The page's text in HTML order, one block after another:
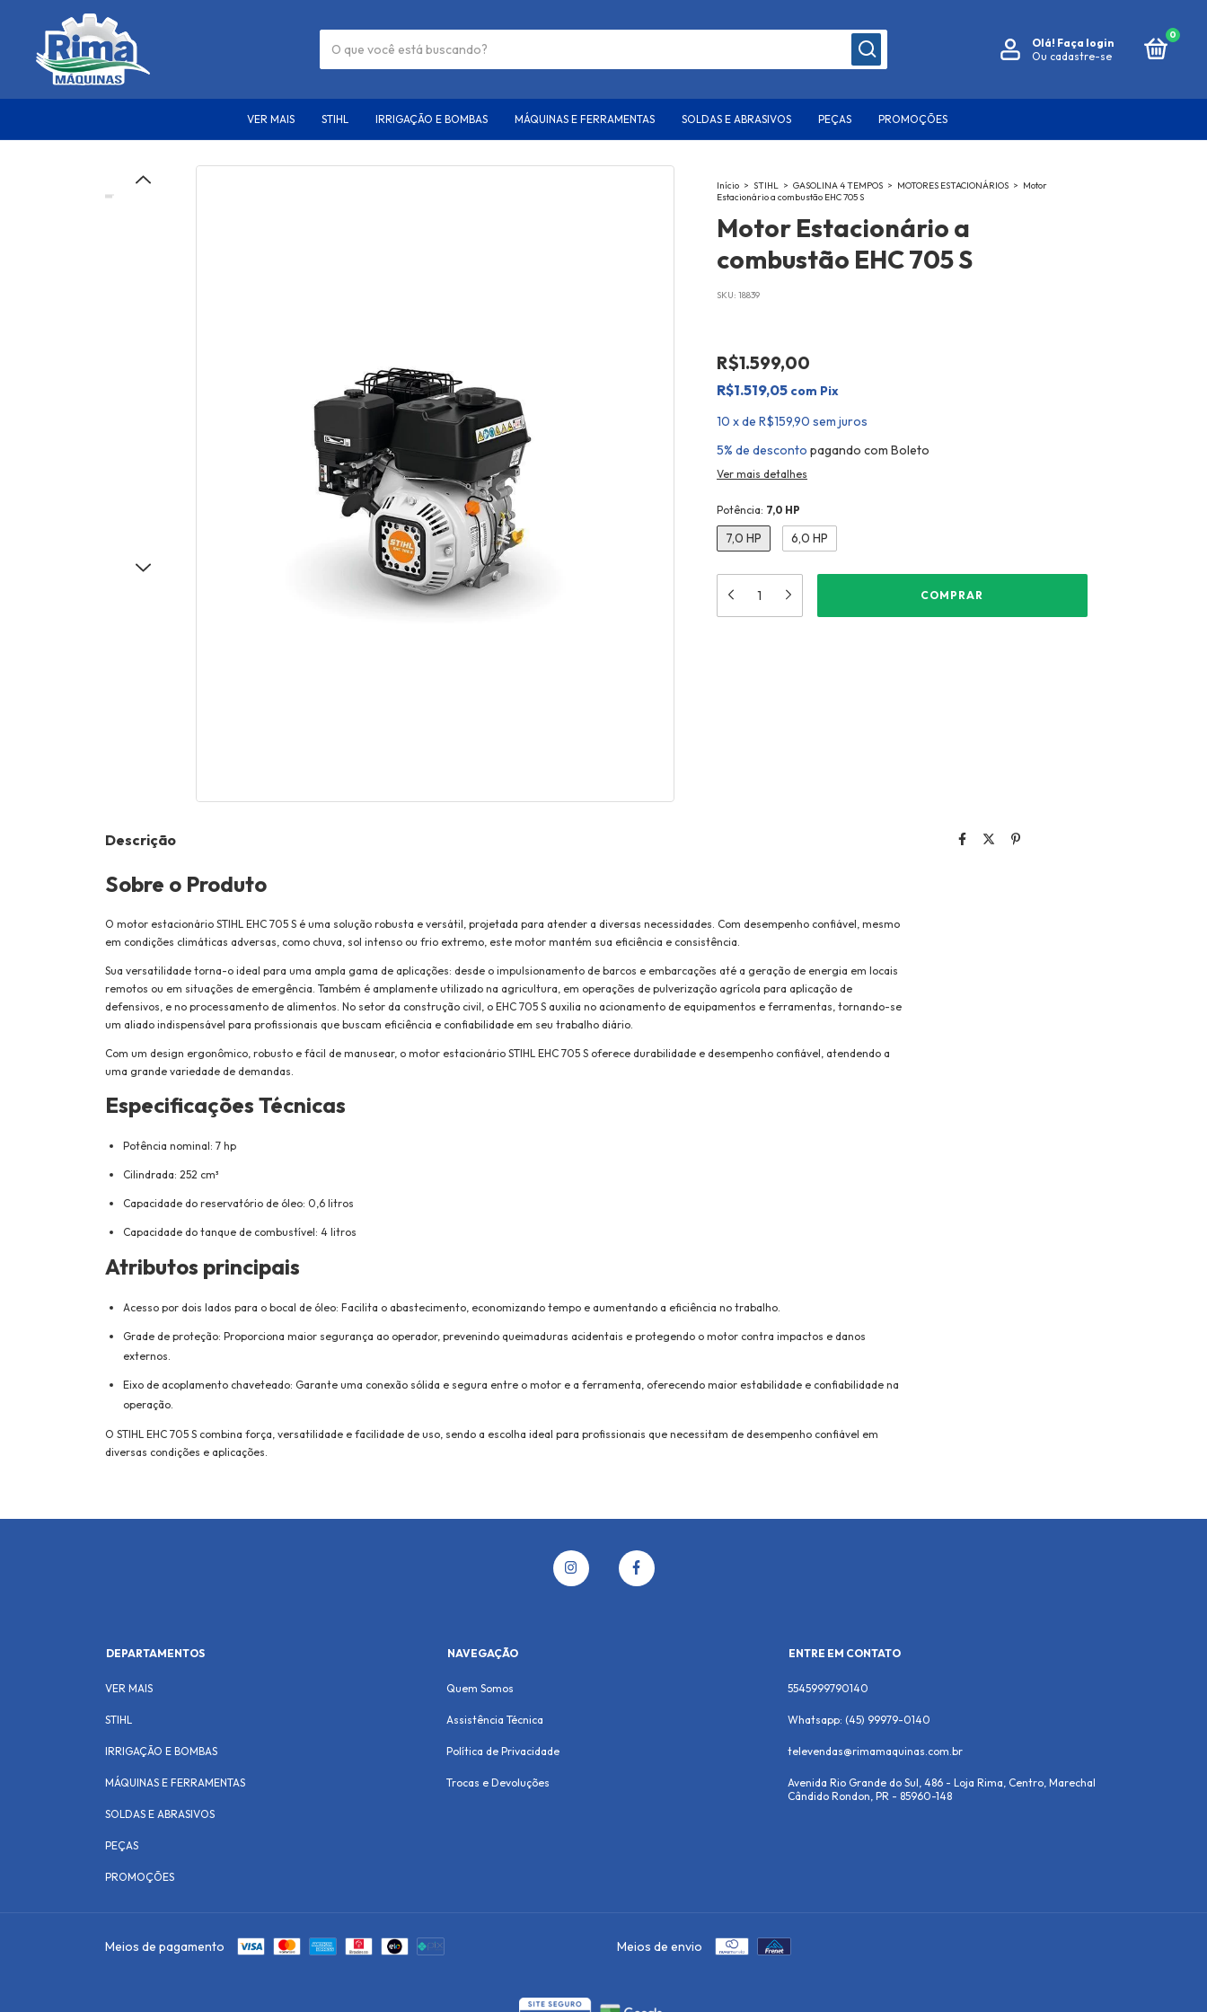
Olá! Faça login
Ou cadastre-se
0
VER MAIS STIHL IRRIGAÇÃO E BOMBAS MÁQUINAS E FERRAMENTAS SOLDAS E ABRASIVOS PEÇAS PROMOÇÕES
Início > STIHL > GASOLINA 4 TEMPOS > MOTORES ESTACIONÁRIOS > Motor
Estacionário a combustão EHC 705 S
Motor Estacionário a
combustão EHC 705 S
SKU: 18839
R$1.599,00
R$1.519,05 com Pix
10 xde R$159,90 sem juros
5% de desconto pagando com Boleto
Ver mais detalhes
Potência: 7,0 HP
7,0 HP 6,0 HP
Descrição
Sobre o Produto
O motor estacionário STIHL EHC 705 S é uma solução robusta e versátil, projetada para atender a diversas necessidades. Com desempenho confiável, mesmo
em condições climáticas adversas, como chuva, sol intenso ou frio extremo, este motor mantém sua eficiência e consistência.
Sua versatilidade torna-o ideal para uma ampla gama de aplicações: desde o impulsionamento de barcos e embarcações até a geração de energia em locais
remotos ou em situações de emergência. Também é amplamente utilizado na agricultura, em operações de pulverização agrícola para aplicação de
defensivos, e no processamento de alimentos. No setor da construção civil, o EHC 705 S auxilia no acionamento de equipamentos e ferramentas, tornando-se
um aliado indispensável para profissionais que buscam eficiência e confiabilidade em seu trabalho diário.
Com um design ergonômico, robusto e fácil de manusear, o motor estacionário STIHL EHC 705 S oferece durabilidade e desempenho confiável, atendendo a
uma grande variedade de demandas.
Especificações Técnicas
Potência nominal: 7 hp
Cilindrada: 252 cm³
Capacidade do reservatório de óleo: 0,6 litros
Capacidade do tanque de combustível: 4 litros
Atributos principais
Acesso por dois lados para o bocal de óleo: Facilita o abastecimento, economizando tempo e aumentando a eficiência no trabalho.
Grade de proteção: Proporciona maior segurança ao operador, prevenindo queimaduras acidentais e protegendo o motor contra impactos e danos
externos.
Eixo de acoplamento chaveteado: Garante uma conexão sólida e segura entre o motor e a ferramenta, oferecendo maior estabilidade e confiabilidade na
operação.
O STIHL EHC 705 S combina força, versatilidade e facilidade de uso, sendo a escolha ideal para profissionais que necessitam de desempenho confiável em
diversas condições e aplicações.
DEPARTAMENTOS
VER MAIS
STIHL
IRRIGAÇÃO E BOMBAS
MÁQUINAS E FERRAMENTAS
SOLDAS E ABRASIVOS
PEÇAS
PROMOÇÕES
NAVEGAÇÃO
Quem Somos
Assistência Técnica
Política de Privacidade
Trocas e Devoluções
ENTRE EM CONTATO
5545999790140
Whatsapp: (45) 99979-0140
televendas@rimamaquinas.com.br
Avenida Rio Grande do Sul, 486 - Loja Rima, Centro, Marechal
Cândido Rondon, PR - 85960-148
Meios de pagamento Meios de envio